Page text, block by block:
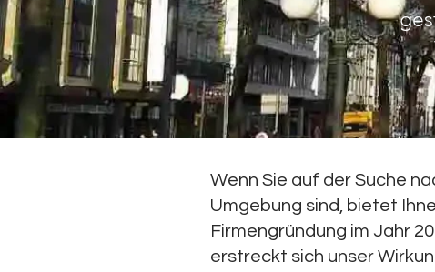
Wenn Sie auf der Suche
Umgebung sind, bietet
Firmengründung im Jahr
erstreckt sich unser